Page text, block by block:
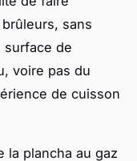
sans
surface de
voire pas du
de cuisson
la plancha au gaz